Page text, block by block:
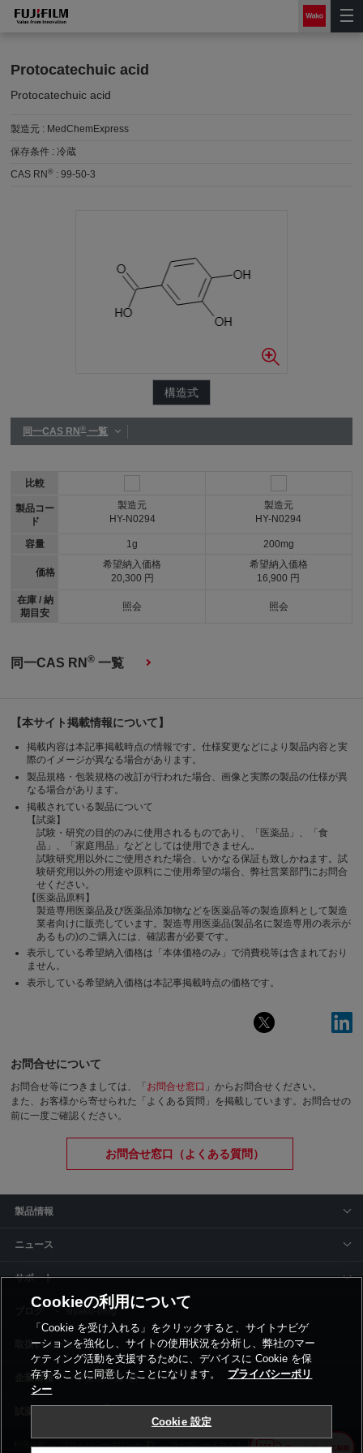
Protocatechuic acid
Protocatechuic acid
製造元 : MedChemExpress
保存条件 :冷蔵
CAS RN® :99-50-3
構造式
同一CAS RN®一覧
比較
製品コー
ド
容量
価格
在庫 / 納
期目安
製造元
HY-N0294
1g
希望納入価格
20,300 円
照会
製造元
HY-N0294
200mg
希望納入価格
16,900 円
照会
同一CAS RN® 一覧
【本サイト掲載情報について】
掲載内容は本記事掲載時点の情報です。仕様変更などにより製品内容と実
際のイメージが異なる場合があります。
製品規格・包装規格の改訂が行われた場合、画像と実際の製品の仕様が異
なる場合があります。
掲載されている製品について
【試薬】
試験・研究の目的のみに使用されるものであり、「医薬品」、「食
品」、「家庭用品」などとしては使用できません。
試験研究用以外にご使用された場合、いかなる保証も致しかねます。試
験研究用以外の用途や原料にご使用希望の場合、弊社営業部門にお問合
せください。
【医薬品原料】
製造専用医薬品及び医薬品添加物などを医薬品等の製造原料として製造
業者向けに販売しています。製造専用医薬品(製品名に製造専用の表示が
あるもの)のご購入には、確認書が必要です。
表示している希望納入価格は「本体価格のみ」で消費税等は含まれており
ません。
表示している希望納入価格は本記事掲載時点の価格です。
お問合せについて
お問合せ等につきましては、「 お問合せ窓口 」からお問合せください。
また、お客様から寄せられた「よくある質問」を掲載しています。お問合せの
前に一度ご確認ください。
お問合せ窓口（よくある質問）
製品情報
ニュース
サポート
siyaku-blog
取扱いメーカー
事業所一覧
利用規約 プライバシーポリシー コーポレートサイト Cookie設定
Cookieの利用について
「Cookie を受け入れる」をクリックすると、サイトナビゲ
ーションを強化し、サイトの使用状況を分析し、弊社のマー
ケティング活動を支援するために、デバイスに Cookie を保
存することに同意したことになります。
プライバシーポリ
シー
Cookie 設定